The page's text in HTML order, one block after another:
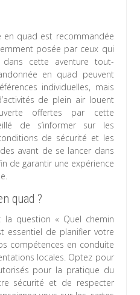
en quad est recommandée
posée par ceux qui
cette aventure tout-
en quad peuvent
individuelles, mais
de plein air louent
offertes par cette
de s’informer sur les
de sécurité et les
avant de se lancer dans
de garantir une expérience
quad ?
la question « Quel chemin
essentiel de planifier votre
compétences en conduite
locales. Optez pour
pour la pratique du
sécurité et de respecter